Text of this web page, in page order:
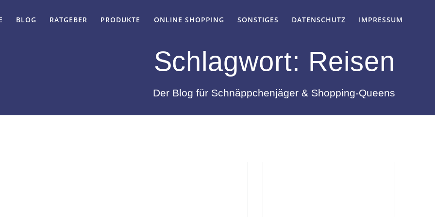
BLOG RATGEBER PRODUKTE ONLINE SHOPPING SONSTIGES DATENSCHUTZ IMPRESSUM
Schlagwort: Reisen
Der Blog für Schnäppchenjäger & Shopping-Queens